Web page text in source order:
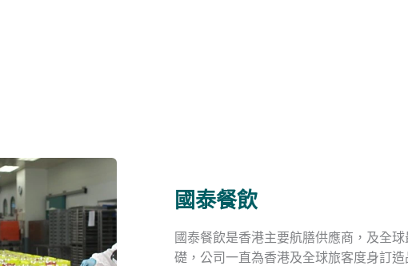
國泰餐飲
國泰餐飲是香港主要航膳供應商，及全
礎，公司一直為香港及全球旅客度身訂